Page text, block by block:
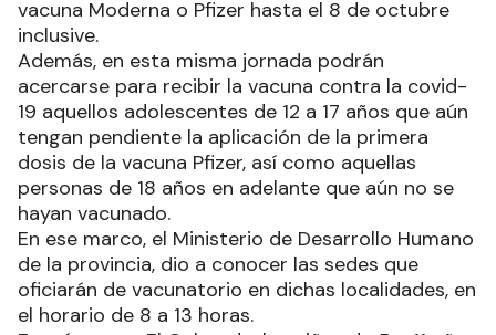
vacuna Moderna o Pfizer hasta el 8 de octubre
inclusive.
Además, en esta misma jornada podrán
acercarse para recibir la vacuna contra la covid-
19 aquellos adolescentes de 12 a 17 años que aún
tengan pendiente la aplicación de la primera
dosis de la vacuna Pfizer, así como aquellas
personas de 18 años en adelante que aún no se
hayan vacunado.
En ese marco, el Ministerio de Desarrollo Humano
de la provincia, dio a conocer las sedes que
oficiarán de vacunatorio en dichas localidades, en
el horario de 8 a 13 horas.